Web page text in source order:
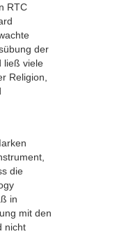
RTC
der
ließ viele
Religion,
die
in
mit den
nicht